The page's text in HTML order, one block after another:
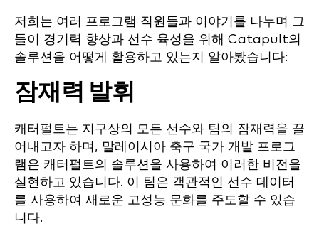
저희는 여러 프로그램 직원들과 이야기를 나누며 그
들이 경기력 향상과 선수 육성을 위해 Catapult의
솔루션을 어떻게 활용하고 있는지 알아봤습니다:
잠재력 발휘
캐터펄트는 지구상의 모든 선수와 팀의 잠재력을 끌
어내고자 하며, 말레이시아 축구 국가 개발 프로그
램은 캐터펄트의 솔루션을 사용하여 이러한 비전을
실현하고 있습니다. 이 팀은 객관적인 선수 데이터
를 사용하여 새로운 고성능 문화를 주도할 수 있습
니다.